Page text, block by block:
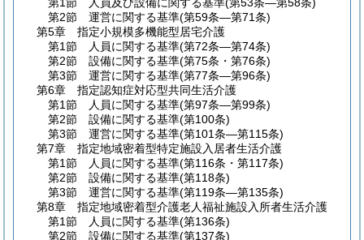
第2節
運営に関する基準(第59条―第71条)
第5章
指定小規模多機能型居宅介護
第1節
人員に関する基準(第72条―第74条)
第2節
設備に関する基準(第75条・第76条)
第3節
運営に関する基準(第77条―第96条)
第6章
指定認知症対応型共同生活介護
第1節
人員に関する基準(第97条―第99条)
第2節
設備に関する基準(第100条)
第3節
運営に関する基準(第101条―第115条)
第7章
指定地域密着型特定施設入居者生活介護
第1節
人員に関する基準(第116条・第117条)
第2節
設備に関する基準(第118条)
第3節
運営に関する基準(第119条―第135条)
第8章
指定地域密着型介護老人福祉施設入所者生活介護
第1節
人員に関する基準(第136条)
第2節
設備に関する基準(第137条)